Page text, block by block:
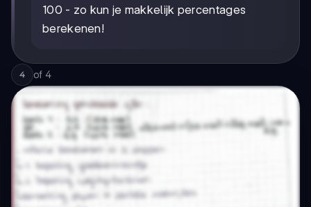
100 - zo kun je makkelijk percentages
berekenen!
4 of 4